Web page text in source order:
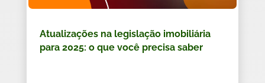
Atualizações na legislação imobiliária
para 2025: o que você precisa saber